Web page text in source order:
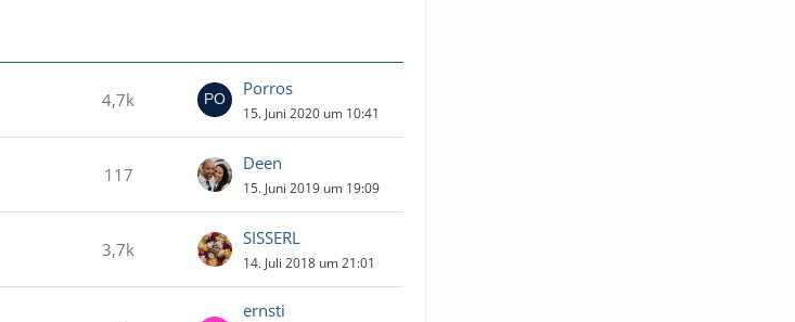
4,7k
Porros
15. Juni 2020 um 10:41
117
Deen
15. Juni 2019 um 19:09
3,7k
SISSERL
14. Juli 2018 um 21:01
ernsti